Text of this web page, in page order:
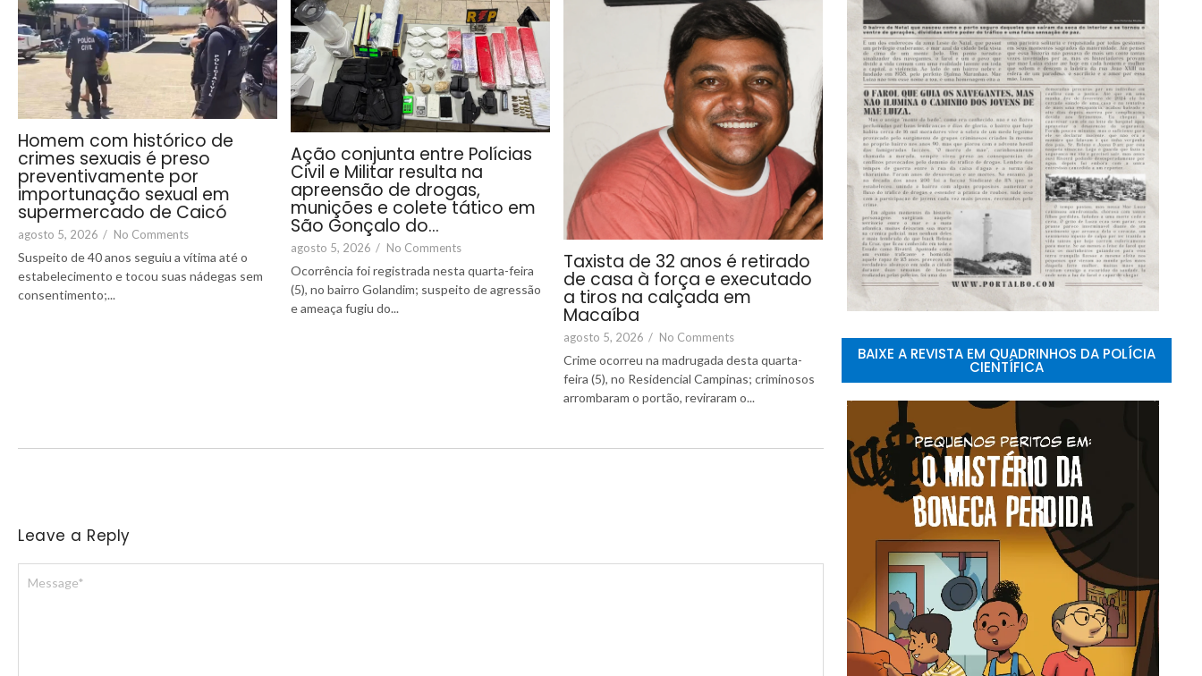
Homem com histórico de
crimes sexuais é preso
preventivamente por
importunação sexual em
supermercado de Caicó
agosto 5, 2026 / No Comments
Suspeito de 40 anos seguiu a vítima até o
estabelecimento e tocou suas nádegas sem
consentimento;...
Ação conjunta entre Polícias
Civil e Militar resulta na
apreensão de drogas,
munições e colete tático em
São Gonçalo do…
agosto 5, 2026 / No Comments
Ocorrência foi registrada nesta quarta-feira
(5), no bairro Golandim; suspeito de agressão
e ameaça fugiu do...
Taxista de 32 anos é retirado
de casa à força e executado
a tiros na calçada em
Macaíba
agosto 5, 2026 / No Comments
Crime ocorreu na madrugada desta quarta-
feira (5), no Residencial Campinas; criminosos
arrombaram o portão, reviraram o...
Leave a Reply
BAIXE A REVISTA EM QUADRINHOS DA POLÍCIA
CIENTÍFICA